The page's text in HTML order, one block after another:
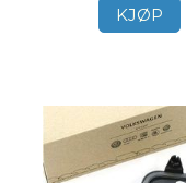
KJØP